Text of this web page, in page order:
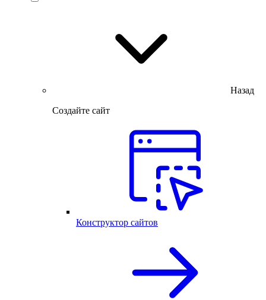
Назад
Создайте сайт
Конструктор сайтов